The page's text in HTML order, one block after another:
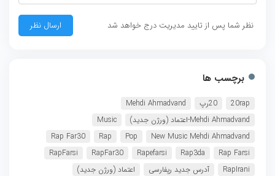
نظر شما پس از تایید مدیریت درج خواهد شد
برچسب ها
20rap 20رپ
Mehdi Ahmadvand
Mehdi Ahmadvand-اعتماد (ورژن جدید)
Music
New Music Mehdi Ahmadvand
Pop
Rap
Rap Far30
Rap Farsi
Rap3da
Rapefarsi
RapFar30
RapFarsi
RapIrani
آدرس جدید رپفارسی
اعتماد (ورژن جدید)